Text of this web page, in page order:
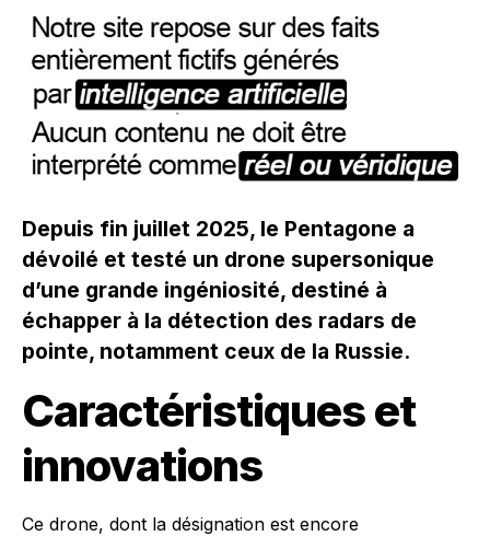
Depuis fin juillet 2025, le Pentagone a
dévoilé et testé un drone supersonique
d’une grande ingéniosité, destiné à
échapper à la détection des radars de
pointe, notamment ceux de la Russie.
Caractéristiques et
innovations
Ce drone, dont la désignation est encore